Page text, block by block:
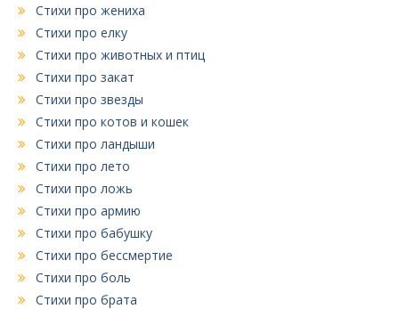
Стихи про жениха
Стихи про елку
Стихи про животных и птиц
Стихи про закат
Стихи про звезды
Стихи про котов и кошек
Стихи про ландыши
Стихи про лето
Стихи про ложь
Стихи про армию
Стихи про бабушку
Стихи про бессмертие
Стихи про боль
Стихи про брата